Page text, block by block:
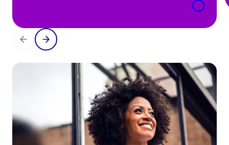
implementerer våre tilpassede
forretningskonsepter, noe som holder
kostnader og administrativt arbeid på et
minimum. og ikke minst blir arbeidet mer
fornøyelig, da mange prosesser er enkle,
papirløse og praktiske.